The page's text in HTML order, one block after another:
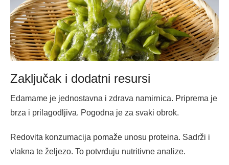
Zaključak i dodatni resursi
Edamame je jednostavna i zdrava namirnica. Priprema je
brza i prilagodljiva. Pogodna je za svaki obrok.
Redovita konzumacija pomaže unosu proteina. Sadrži i
vlakna te željezo. To potvrđuju nutritivne analize.